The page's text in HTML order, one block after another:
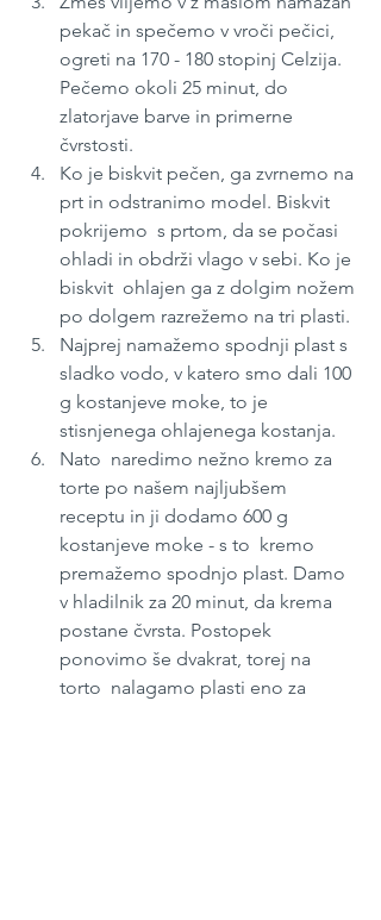
pekač in spečemo v vroči pečici,
ogreti na 170 - 180 stopinj Celzija.
Pečemo okoli 25 minut, do
zlatorjave barve in primerne
čvrstosti.
Ko je biskvit pečen, ga zvrnemo na
prt in odstranimo model. Biskvit
pokrijemo  s prtom, da se počasi
ohladi in obdrži vlago v sebi. Ko je
biskvit  ohlajen ga z dolgim nožem
po dolgem razrežemo na tri plasti.
Najprej namažemo spodnji plast s
sladko vodo, v katero smo dali 100
g kostanjeve moke, to je
stisnjenega ohlajenega kostanja.
Nato  naredimo nežno kremo za
torte po našem najljubšem
receptu in ji dodamo 600 g
kostanjeve moke - s to  kremo
premažemo spodnjo plast. Damo
v hladilnik za 20 minut, da krema
postane čvrsta. Postopek
ponovimo še dvakrat, torej na
torto  nalagamo plasti eno za